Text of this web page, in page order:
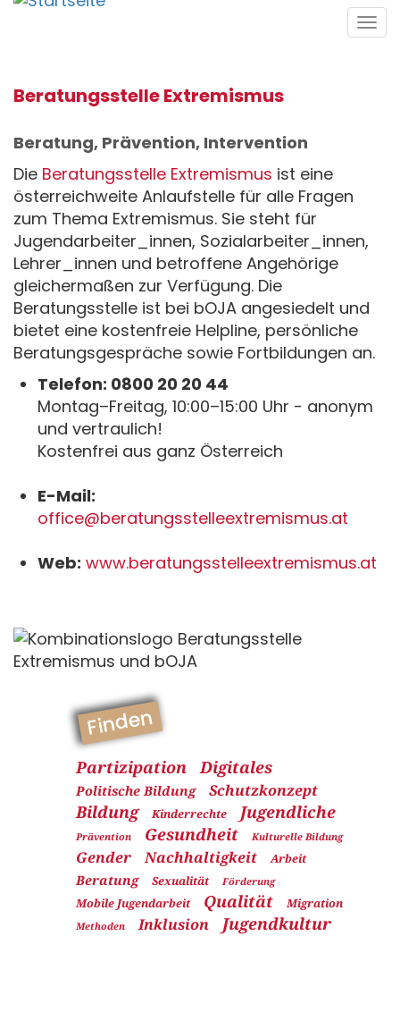
Direkt
Beratungsstelle Extremismus
Beratung, Prävention, Intervention
Die Beratungsstelle Extremismus ist eine
österreichweite Anlaufstelle für alle Fragen
zum Thema Extremismus. Sie steht für
Jugendarbeiter_innen, Sozialarbeiter_innen,
Lehrer_innen und betroffene Angehörige
gleichermaßen zur Verfügung. Die
Beratungsstelle ist bei bOJA angesiedelt und
bietet eine kostenfreie Helpline, persönliche
Beratungsgespräche sowie Fortbildungen an.
Telefon: 0800 20 20 44
Montag–Freitag, 10:00–15:00 Uhr - anonym
und vertraulich!
Kostenfrei aus ganz Österreich
E-Mail:
office@beratungsstelleextremismus.at
Web: www.beratungsstelleextremismus.at
Finden
Partizipation Digitales
Politische Bildung Schutzkonzept
Bildung Kinderrechte Jugendliche
Prävention Gesundheit Kulturelle Bildung
Gender Nachhaltigkeit Arbeit
Beratung Sexualität Förderung
Mobile Jugendarbeit Qualität Migration
Methoden Inklusion Jugendkultur